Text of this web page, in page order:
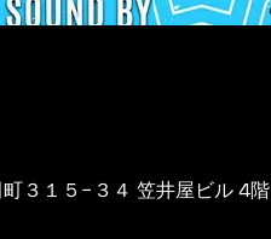
３１５−３４ 笠井屋ビル 4階